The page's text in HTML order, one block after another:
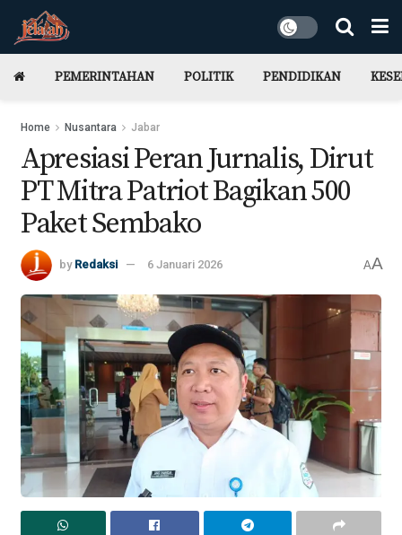
PEMERINTAHAN POLITIK PENDIDIKAN
Home Nusantara Jabar
Apresiasi Peran Jurnalis, Dirut
PT Mitra Patriot Bagikan 500
Paket Sembako
by Redaksi 6 Januari 2026 AA